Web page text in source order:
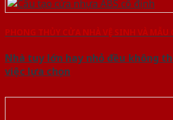
PHONG THỦY CỬA NHÀ VỆ SINH VÀ MẪU
Nhà tuy lớn hay nhỏ đều không
việc lựa chọn